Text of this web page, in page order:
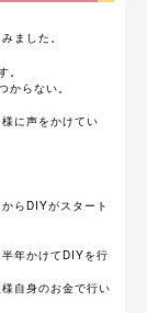
ました。
。
らない。
に声をかけてい
らDIYがスタート
年かけてDIYを行
自身のお金で行い